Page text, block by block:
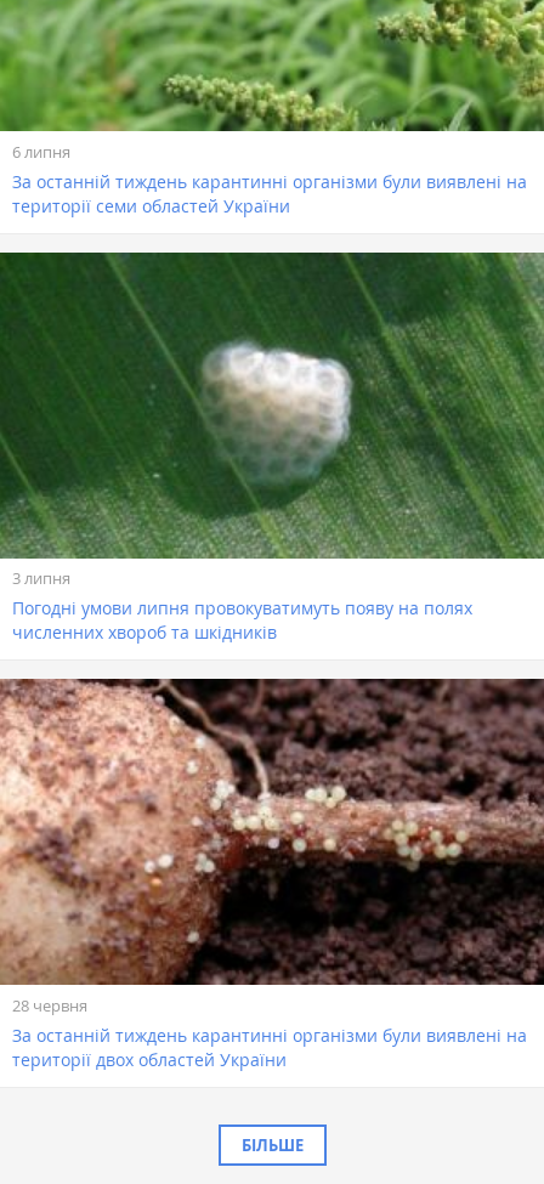
6 липня
За останній тиждень карантинні організми були виявлені на
території семи областей України
3 липня
Погодні умови липня провокуватимуть появу на полях
численних хвороб та шкідників
28 червня
За останній тиждень карантинні організми були виявлені на
території двох областей України
БІЛЬШЕ